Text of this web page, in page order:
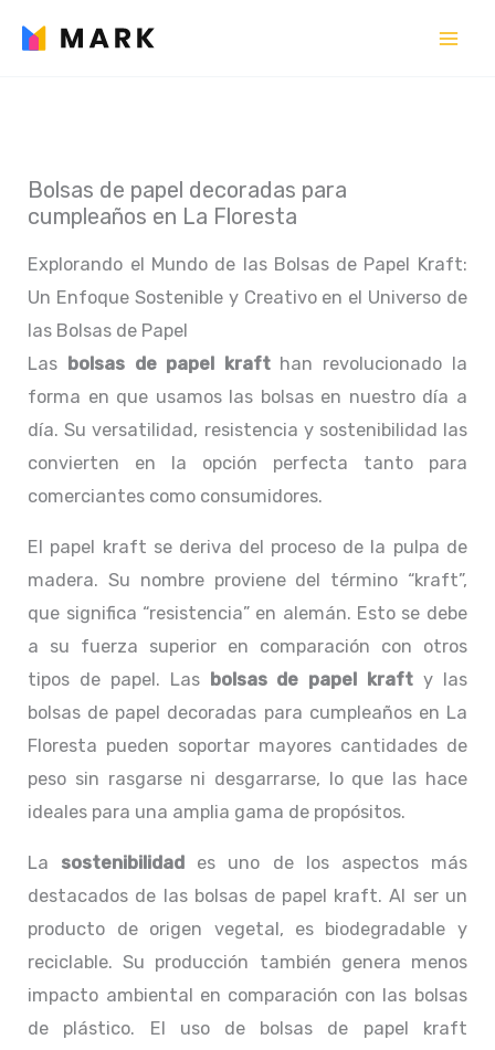
Bolsas de papel decoradas para
cumpleaños en La Floresta
Explorando el Mundo de las Bolsas de Papel Kraft:
Un Enfoque Sostenible y Creativo en el Universo de
las Bolsas de Papel
Las bolsas de papel krafthan revolucionado la
forma en que usamos las bolsas en nuestro día a
día. Su versatilidad, resistencia y sostenibilidad las
convierten en la opción perfecta tanto para
comerciantes como consumidores.
El papel kraft se deriva del proceso de la pulpa de
madera. Su nombre proviene del término “kraft”,
que significa “resistencia” en alemán. Esto se debe
a su fuerza superior en comparación con otros
tipos de papel. Las bolsas de papel kraft y las
bolsas de papel decoradas para cumpleaños en La
Floresta pueden soportar mayores cantidades de
peso sin rasgarse ni desgarrarse, lo que las hace
ideales para una amplia gama de propósitos.
La sostenibilidad
es uno de los aspectos más
destacados de las bolsas de papel kraft. Al ser un
producto de origen vegetal, es biodegradable y
reciclable. Su producción también genera menos
impacto ambiental en comparación con las bolsas
de plástico. El uso de bolsas de papel kraft